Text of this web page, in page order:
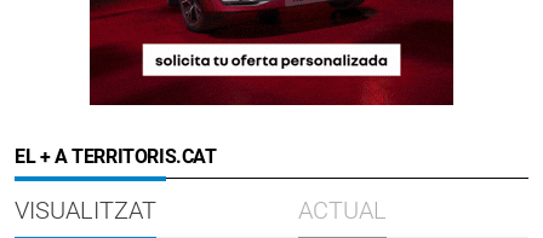
EL + A TERRITORIS.CAT
VISUALITZAT ACTUAL